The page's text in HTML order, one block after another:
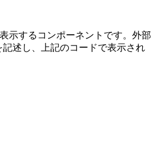
示するコンポーネントです。外部
記述し、上記のコードで表示され